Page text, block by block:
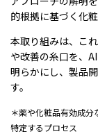
的根拠に基づく化
本取り組みは、こ
や改善の糸口を、
明らかにし、製品
す。
＊薬や化粧品有効成
特定するプロセス